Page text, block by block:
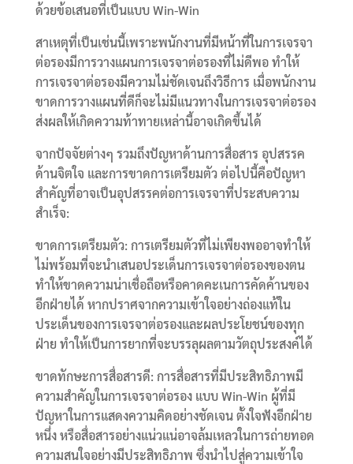
ด้วยข้อเสนอที่เป็นแบบ Win-Win
สาเหตุที่เป็นเช่นนี้เพราะพนักงานที่มีหน้าที่ในการเจรจา
ต่อรองมีการวางแผนการเจรจาต่อรองที่ไม่ดีพอ ทำให้
การเจรจาต่อรองมีความไม่ชัดเจนถึงวิธีการ เมื่อพนักงาน
ขาดการวางแผนที่ดีก็จะไม่มีแนวทางในการเจรจาต่อรอง
ส่งผลให้เกิดความท้าทายเหล่านี้อาจเกิดขึ้นได้
จากปัจจัยต่างๆ รวมถึงปัญหาด้านการสื่อสาร อุปสรรค
ด้านจิตใจ และการขาดการเตรียมตัว ต่อไปนี้คือปัญหา
สำคัญที่อาจเป็นอุปสรรคต่อการเจรจาที่ประสบความ
สำเร็จ:
ขาดการเตรียมตัว: การเตรียมตัวที่ไม่เพียงพออาจทำให้
ไม่พร้อมที่จะนำเสนอประเด็นการเจรจาต่อรองของตน
ทำให้ขาดความน่าเชื่อถือหรือคาดคะเนการคัดค้านของ
อีกฝ่ายได้ หากปราศจากความเข้าใจอย่างถ่องแท้ใน
ประเด็นของการเจรจาต่อรองและผลประโยชน์ของทุก
ฝ่าย ทำให้เป็นการยากที่จะบรรลุผลตามวัตถุประสงค์ได้
ขาดทักษะการสื่อสารดี: การสื่อสารที่มีประสิทธิภาพมี
ความสำคัญในการเจรจาต่อรอง แบบ Win-Win ผู้ที่มี
ปัญหาในการแสดงความคิดอย่างชัดเจน ตั้งใจฟังอีกฝ่าย
หนึ่ง หรือสื่อสารอย่างแน่วแน่อาจล้มเหลวในการถ่ายทอด
ความสนใจอย่างมีประสิทธิภาพ ซึ่งนำไปสู่ความเข้าใจ